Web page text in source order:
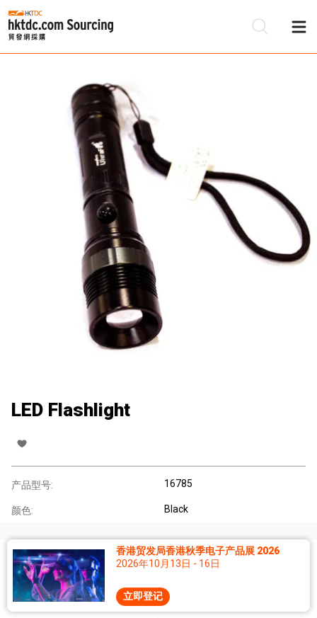
LED Flashlight
产品型号: 16785
颜色: Black
香港贸发局香港秋季电子产品展 2026
2026年10月13日 - 16日
立即登记